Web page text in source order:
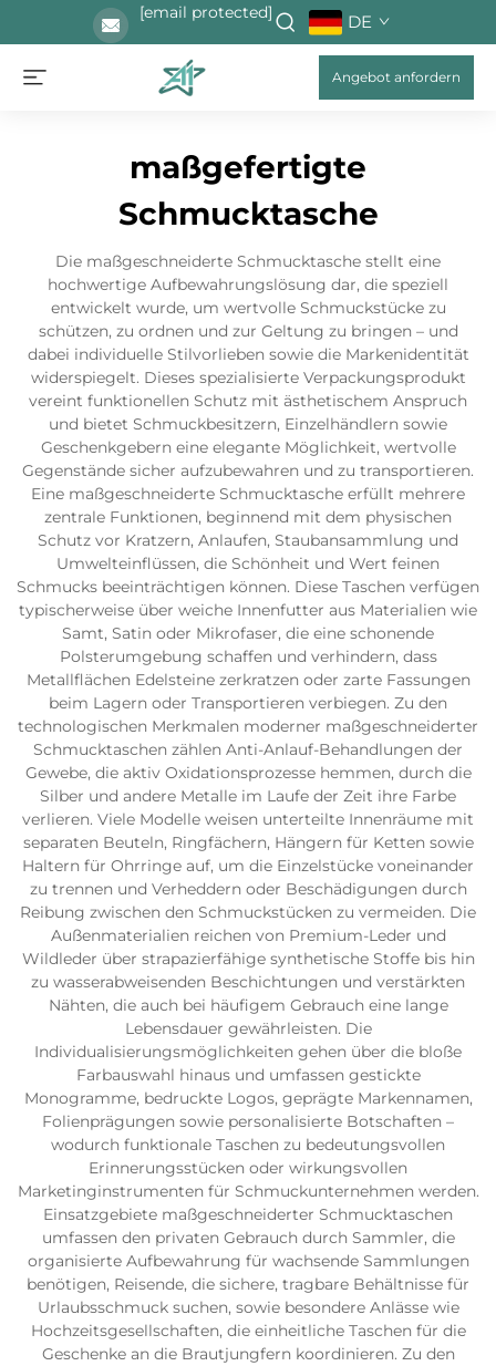
[email protected] DE
Angebot anfordern
maßgefertigte
Schmucktasche
Die maßgeschneiderte Schmucktasche stellt eine
hochwertige Aufbewahrungslösung dar, die speziell
entwickelt wurde, um wertvolle Schmuckstücke zu
schützen, zu ordnen und zur Geltung zu bringen – und
dabei individuelle Stilvorlieben sowie die Markenidentität
widerspiegelt. Dieses spezialisierte Verpackungsprodukt
vereint funktionellen Schutz mit ästhetischem Anspruch
und bietet Schmuckbesitzern, Einzelhändlern sowie
Geschenkgebern eine elegante Möglichkeit, wertvolle
Gegenstände sicher aufzubewahren und zu transportieren.
Eine maßgeschneiderte Schmucktasche erfüllt mehrere
zentrale Funktionen, beginnend mit dem physischen
Schutz vor Kratzern, Anlaufen, Staubansammlung und
Umwelteinflüssen, die Schönheit und Wert feinen
Schmucks beeinträchtigen können. Diese Taschen verfügen
typischerweise über weiche Innenfutter aus Materialien wie
Samt, Satin oder Mikrofaser, die eine schonende
Polsterumgebung schaffen und verhindern, dass
Metallflächen Edelsteine zerkratzen oder zarte Fassungen
beim Lagern oder Transportieren verbiegen. Zu den
technologischen Merkmalen moderner maßgeschneiderter
Schmucktaschen zählen Anti-Anlauf-Behandlungen der
Gewebe, die aktiv Oxidationsprozesse hemmen, durch die
Silber und andere Metalle im Laufe der Zeit ihre Farbe
verlieren. Viele Modelle weisen unterteilte Innenräume mit
separaten Beuteln, Ringfächern, Hängern für Ketten sowie
Haltern für Ohrringe auf, um die Einzelstücke voneinander
zu trennen und Verheddern oder Beschädigungen durch
Reibung zwischen den Schmuckstücken zu vermeiden. Die
Außenmaterialien reichen von Premium-Leder und
Wildleder über strapazierfähige synthetische Stoffe bis hin
zu wasserabweisenden Beschichtungen und verstärkten
Nähten, die auch bei häufigem Gebrauch eine lange
Lebensdauer gewährleisten. Die
Individualisierungsmöglichkeiten gehen über die bloße
Farbauswahl hinaus und umfassen gestickte
Monogramme, bedruckte Logos, geprägte Markennamen,
Folienprägungen sowie personalisierte Botschaften –
wodurch funktionale Taschen zu bedeutungsvollen
Erinnerungsstücken oder wirkungsvollen
Marketinginstrumenten für Schmuckunternehmen werden.
Einsatzgebiete maßgeschneiderter Schmucktaschen
umfassen den privaten Gebrauch durch Sammler, die
organisierte Aufbewahrung für wachsende Sammlungen
benötigen, Reisende, die sichere, tragbare Behältnisse für
Urlaubsschmuck suchen, sowie besondere Anlässe wie
Hochzeitsgesellschaften, die einheitliche Taschen für die
Geschenke an die Brautjungfern koordinieren. Zu den